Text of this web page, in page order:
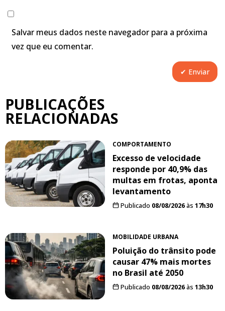
Salvar meus dados neste navegador para a próxima
vez que eu comentar.
PUBLICAÇÕES
RELACIONADAS
COMPORTAMENTO
Excesso de velocidade
responde por 40,9% das
multas em frotas, aponta
levantamento
Publicado 08/08/2026às 17h30
MOBILIDADE URBANA
Poluição do trânsito pode
causar 47% mais mortes
no Brasil até 2050
Publicado 08/08/2026às 13h30